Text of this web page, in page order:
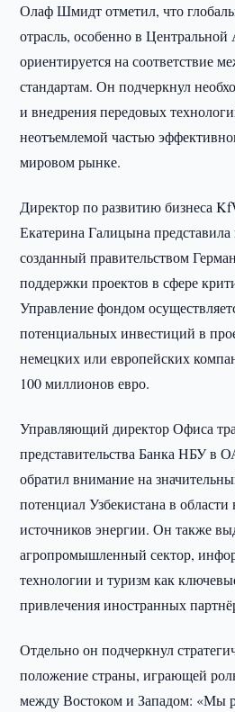
Олаф Шмидт отметил, что
отрасль, особенно в Центральной
ориентируется на соответствие
стандартам. Он подчеркнул
и внедрения передовых
неотъемлемой частью
мировом рынке.
Директор по развитию бизнеса
Екатерина Галицына
созданный правительством
поддержки проектов в сфере
Управление фондом
потенциальных инвестиций в
немецких или европейских
100 миллионов евро.
Управляющий директор Офиса
представительства Банка НБУ в
обратил внимание на
потенциал Узбекистана в
источников энергии. Он также
агропромышленный сектор,
технологии и туризм как
привлечения иностранных
Отдельно он подчеркнул
положение страны, играющей
между Востоком и Западом: «Мы